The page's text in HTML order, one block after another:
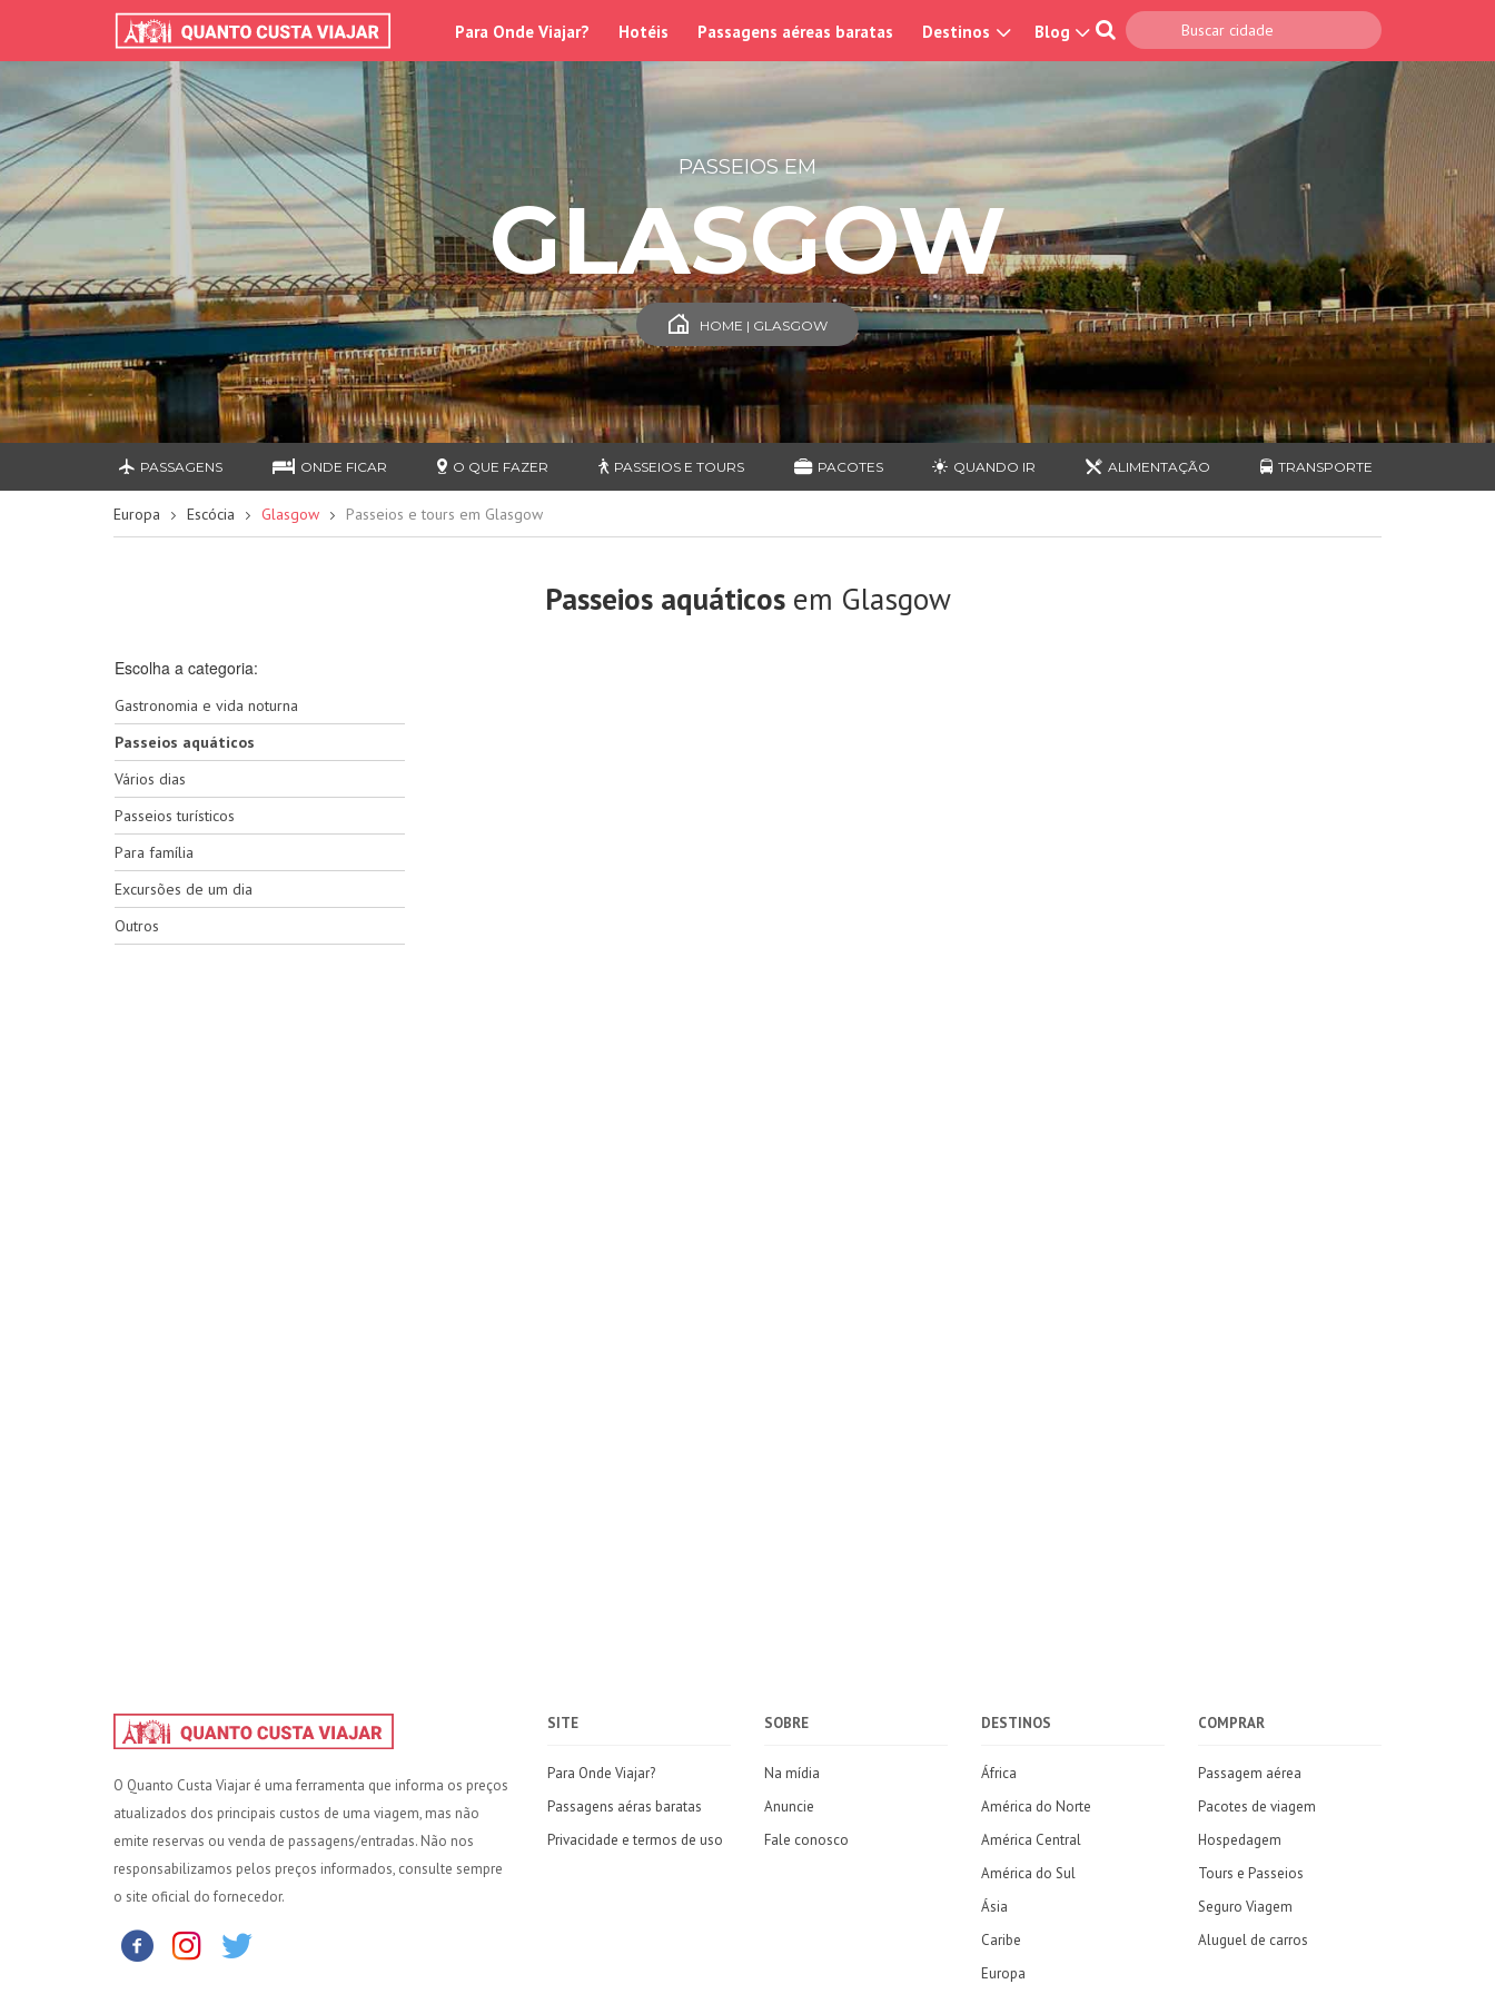
Para Onde Viajar? Hotéis Passagens aéreas baratas Destinos Blog
PASSEIOS EM
GLASGOW
HOME | GLASGOW
PASSAGENS ONDE FICAR O QUE FAZER PASSEIOS E TOURS PACOTES QUANDO IR ALIMENTAÇÃO TRANSPORTE
Europa Escócia Glasgow Passeios e tours em Glasgow
Passeios aquáticosem Glasgow
Escolha a categoria:
Gastronomia e vida noturna
Passeios aquáticos
Vários dias
Passeios turísticos
Para família
Excursões de um dia
Outros
O Quanto Custa Viajar é uma ferramenta que informa os preços
atualizados dos principais custos de uma viagem, mas não
emite reservas ou venda de passagens/entradas. Não nos
responsabilizamos pelos preços informados, consulte sempre
o site oficial do fornecedor.
SITE
Para Onde Viajar?
Passagens aéras baratas
Privacidade e termos de uso
SOBRE
Na mídia
Anuncie
Fale conosco
DESTINOS
África
América do Norte
América Central
América do Sul
Ásia
Caribe
Europa
COMPRAR
Passagem aérea
Pacotes de viagem
Hospedagem
Tours e Passeios
Seguro Viagem
Aluguel de carros